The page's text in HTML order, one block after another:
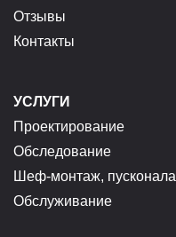
Отзывы
Контакты
УСЛУГИ
Проектирование
Обследование
Шеф-монтаж,
Обслуживание